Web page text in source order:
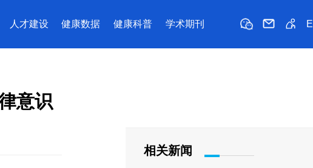
人才建设 健康数据 健康科普 学术期刊
意识
相关新闻